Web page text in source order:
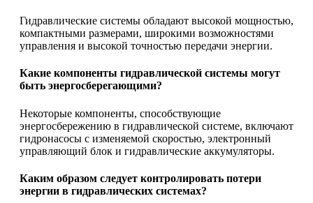
Гидравлические системы обладают высокой мощностью,
компактными размерами, широкими возможностями
управления и высокой точностью передачи энергии.
Какие компоненты гидравлической системы могут
быть энергосберегающими?
Некоторые компоненты, способствующие
энергосбережению в гидравлической системе, включают
гидронасосы с изменяемой скоростью, электронный
управляющий блок и гидравлические аккумуляторы.
Каким образом следует контролировать потери
энергии в гидравлических системах?